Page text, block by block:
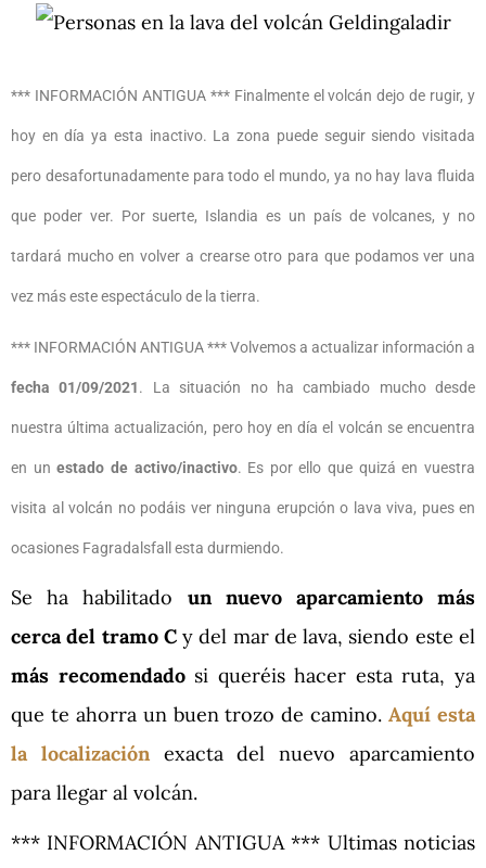
*** INFORMACIÓN ANTIGUA *** Finalmente el volcán dejo de rugir, y
hoy en día ya esta inactivo. La zona puede seguir siendo visitada
pero desafortunadamente para todo el mundo, ya no hay lava fluida
que poder ver. Por suerte, Islandia es un país de volcanes, y no
tardará mucho en volver a crearse otro para que podamos ver una
vez más este espectáculo de la tierra.
*** INFORMACIÓN ANTIGUA *** Volvemos a actualizar información a
fecha 01/09/2021. La situación no ha cambiado mucho desde
nuestra última actualización, pero hoy en día el volcán se encuentra
en un estado de activo/inactivo. Es por ello que quizá en vuestra
visita al volcán no podáis ver ninguna erupción o lava viva, pues en
ocasiones Fagradalsfall esta durmiendo.
Se ha habilitado un nuevo aparcamiento más
cerca del tramo Cy del mar de lava, siendo este el
más recomendadosi queréis hacer esta ruta, ya
que te ahorra un buen trozo de camino.Aquí esta
la localizaciónexacta del nuevo aparcamiento
para llegar al volcán.
*** INFORMACIÓN ANTIGUA *** Ultimas noticias